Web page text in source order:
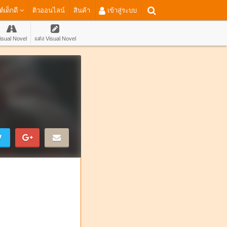
เด็กดี ติวออนไลน์ สินค้า เข้าสู่ระบบ
Novel แต่ง Visual Novel